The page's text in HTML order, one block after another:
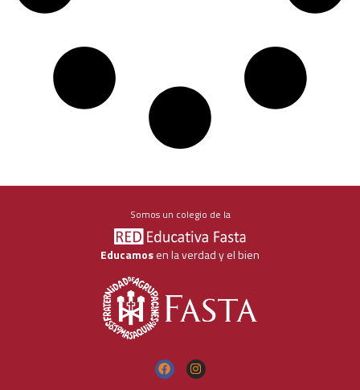
Somos un colegio de la
Educamosen la verdad y el bien